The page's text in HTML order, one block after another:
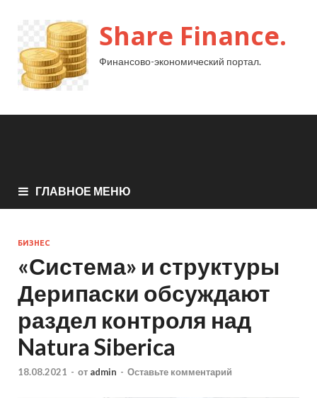
Share Finance.
Финансово-экономический портал.
ГЛАВНОЕ МЕНЮ
БИЗНЕС
«Система» и структуры
Дерипаски обсуждают
раздел контроля над
Natura Siberica
18.08.2021 - от admin - Оставьте комментарий